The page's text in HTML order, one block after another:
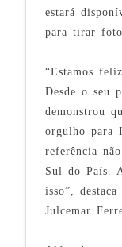
estará
para tirar
“Estamos
Desde o seu
demonstrou
orgulho para
referência
Sul do País.
isso”,
Julcemar